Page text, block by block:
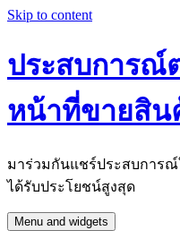
Skip to content
ประสบการณ์
หน้าที่ขายสิน
มาร่วมกันแชร์ประสบการ
ได้รับประโยชน์สูงสุด
Menu and widgets